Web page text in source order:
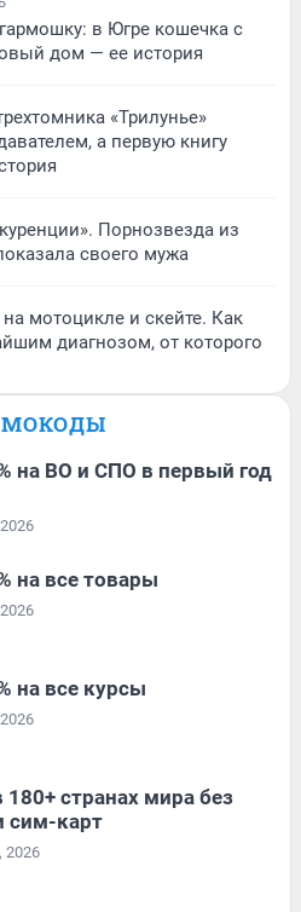
в Югре кошечка с
дом — ее история
«Трилунье»
а первую книгу
Порнозвезда из
своего мужа
на мотоцикле и скейте. Как
диагнозом, от которого
на ВО и СПО в первый год
на все товары
на все курсы
180+ странах мира без
сим-карт
2026